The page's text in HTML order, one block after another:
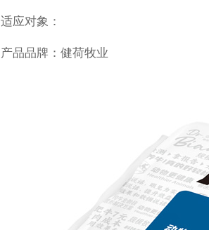
适应对象：
产品品牌：健荷牧业